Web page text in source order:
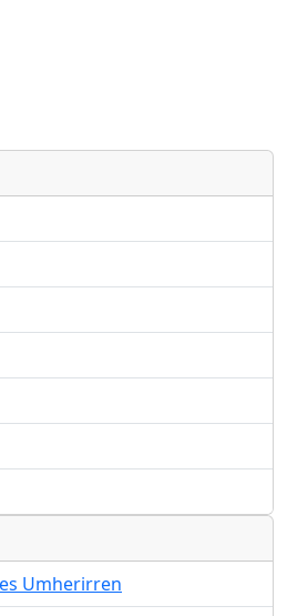
Umherirren